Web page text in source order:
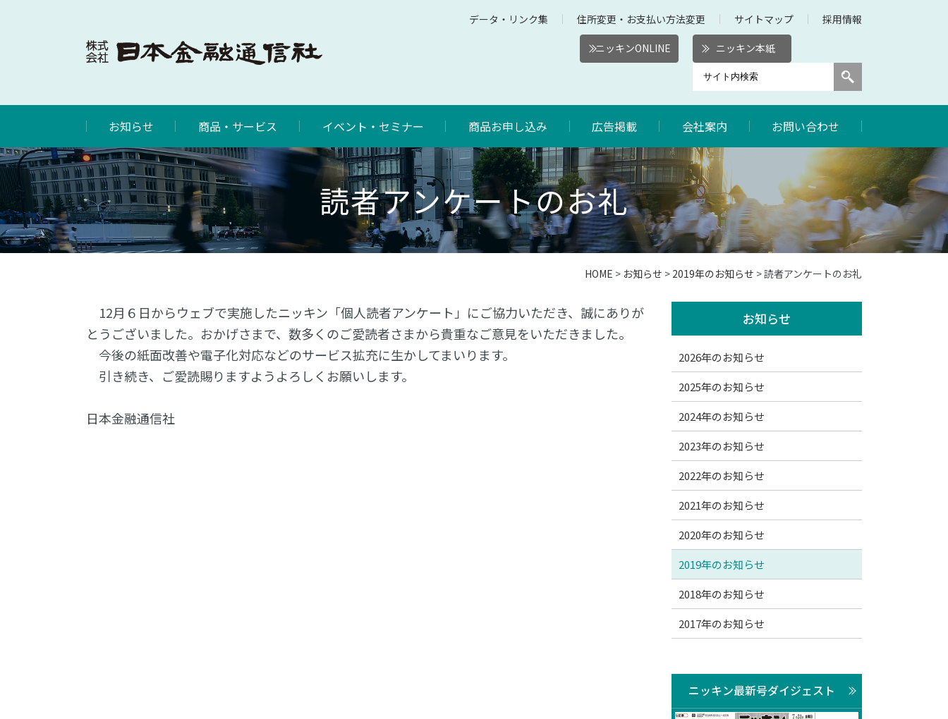
データ・リンク集 住所変更・お支払い方法変更 サイトマップ 採用情報
ニッキンONLINE ニッキン本紙
お知らせ 商品・サービス イベント・セミナー 商品お申し込み 広告掲載 会社案内 お問い合わせ
読者アンケートのお礼
HOME > お知らせ > 2019年のお知らせ > 読者アンケートのお礼
12月６日からウェブで実施したニッキン「個人読者アンケート」にご協力いただき、誠にありが
とうございました。おかげさまで、数多くのご愛読者さまから貴重なご意見をいただきました。
今後の紙面改善や電子化対応などのサービス拡充に生かしてまいります。
引き続き、ご愛読賜りますようよろしくお願いします。
日本金融通信社
お知らせ
2026年のお知らせ
2025年のお知らせ
2024年のお知らせ
2023年のお知らせ
2022年のお知らせ
2021年のお知らせ
2020年のお知らせ
2019年のお知らせ
2018年のお知らせ
2017年のお知らせ
ニッキン最新号ダイジェスト